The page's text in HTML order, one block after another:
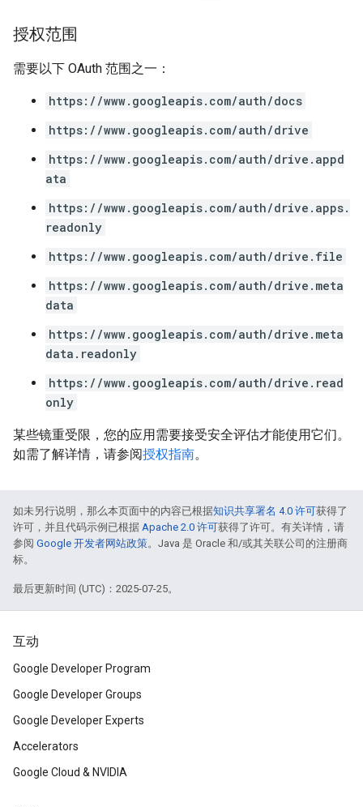
授权范围
需要以下 OAuth 范围之一：
https://www.googleapis.com/auth/docs
https://www.googleapis.com/auth/drive
https://www.googleapis.com/auth/drive.appd
ata
https://www.googleapis.com/auth/drive.apps.
readonly
https://www.googleapis.com/auth/drive.file
https://www.googleapis.com/auth/drive.meta
data
https://www.googleapis.com/auth/drive.meta
data.readonly
https://www.googleapis.com/auth/drive.read
only
某些镜重受限，您的应用需要接受安全评估才能使用它们。
如需了解详情，请参阅授权指南。
如未另行说明，那么本页面中的内容已根据知识共享署名 4.0 许可获得了
许可，并且代码示例已根据 Apache 2.0 许可获得了许可。有关详情，请
参阅 Google 开发者网站政策。Java 是 Oracle 和/或其关联公司的注册商
标。
最后更新时间 (UTC)：2025-07-25。
互动
Google Developer Program
Google Developer Groups
Google Developer Experts
Accelerators
Google Cloud & NVIDIA